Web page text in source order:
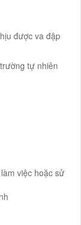
được va đập
tự nhiên
việc hoặc sử